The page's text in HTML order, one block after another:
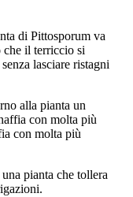
di Pittosporum va
che il terriccio si
lasciare ristagni
alla pianta un
con molta più
con molta più
pianta che tollera